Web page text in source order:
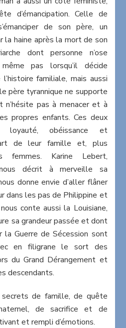
d’émancipation. Celle de
de son père, un
la haine après la mort de son
dont personne n’ose
pas lorsqu’il décide
familiale, mais aussi
père tyrannique ne supporte
pas à menacer et à
propres enfants. Ces deux
loyauté, obéissance et
de leur famille et, plus
femmes. Karine Lebert,
nous décrit à merveille sa
donne envie d’aller flâner
dans les pas de Philippine et
conte aussi la Louisiane,
sa grandeur passée et dont
la Guerre de Sécession sont
en filigrane le sort des
du Grand Dérangement et
descendants.
de famille, de quête
de sacrifice et de
et rempli d’émotions.